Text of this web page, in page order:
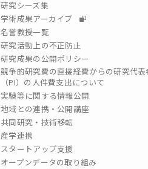
研究シーズ集
学術成果アーカイブ
名誉教授一覧
研究活動上の不正防止
研究成果の公開ポリシー
競争的研究費の直接経費からの研究代表
（PI）の⼈件費⽀出について
実験等に関する情報公開
地域との連携・公開講座
共同研究・技術移転
産学連携
スタートアップ支援
オープンデータの取り組み